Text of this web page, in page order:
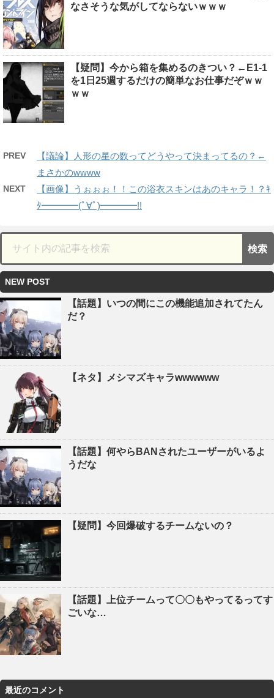
なさそうな気がしてならないｗｗｗ
【疑問】今から箱を集めるのきつい？←E1-1
を1日25週するだけの簡単なお仕事だぞｗｗ
ｗｗ
PREV
【議論】人形の星の数ってどうやって決まってるの？←
まさかのwwww
NEXT
【画像】うぉぉぉ！！この浴衣スキンはあのキャラ！？ｷ
ﾀ━━━━(ﾟ∀ﾟ)━━━━!!
NEW POST
【話題】いつの間にこの機能追加されてたん
だ？
【ネタ】メシマズキャラwwwwww
【話題】何やらBANされたユーザーがいるよ
うだな
【疑問】今回爆破するチームないの？
【話題】上位チームって〇〇もやってるってす
ごいな…
最近のコメント